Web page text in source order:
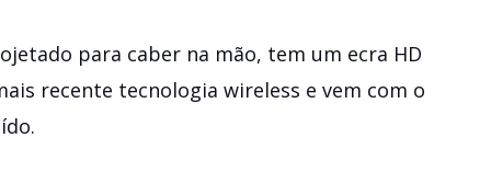
para caber na mão, tem um ecra HD
recente tecnologia wireless e vem com o